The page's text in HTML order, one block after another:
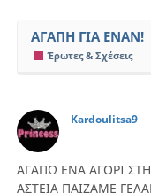
ΑΓΑΠΗ ΓΙΑ ΕΝΑΝ!
Έρωτες & Σχέσεις
Kardoulitsa9
ΑΓΑΠΩ ΕΝΑ ΑΓΟΡΙ
ΑΣΤΕΙΑ ΠΑΙΖΑΜΕ